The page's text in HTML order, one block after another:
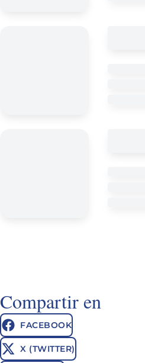
Compartir en
FACEBOOK
X (TWITTER)